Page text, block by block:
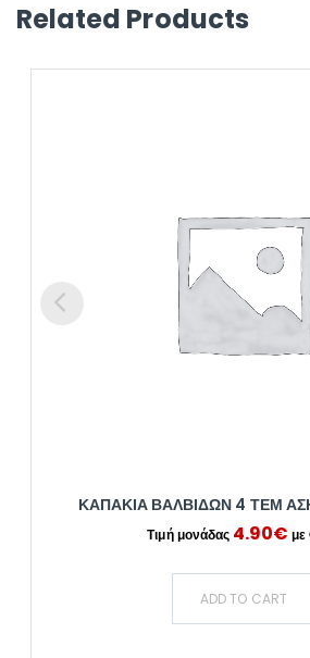
Related Products
ΚΑΠΑΚΙΑ ΒΑΛΒΙΔΩΝ 4 ΤΕΜ
4.90€
ADD TO CART